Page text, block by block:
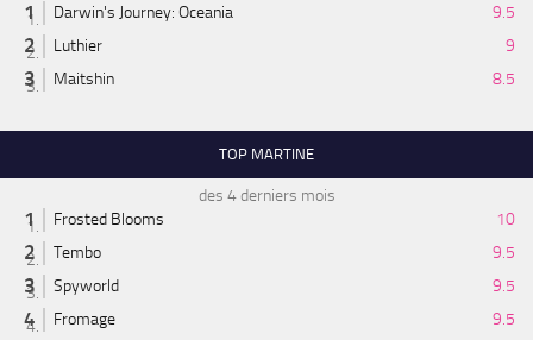
Darwin's Journey: Oceania
9.5
Luthier
9
Maitshin
8.5
TOP MARTINE
des 4 derniers mois
Frosted Blooms
10
Tembo
9.5
Spyworld
9.5
Fromage
9.5